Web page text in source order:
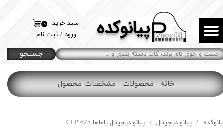
۰
سبد خرید
ورود / ثبت نام
حساب کاربری من
تغییر گذر واژه
خروج از حساب کاربری
پیانوکده
جستجو
خانه | محصولات | مشخصات محصول
پیانو دیجیتال پیانو دیجیتال یاماها CLP 625